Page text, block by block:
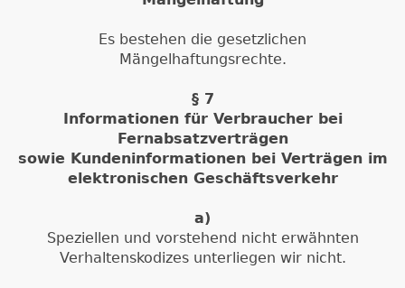
Es bestehen die gesetzlichen
Mängelhaftungsrechte.
§ 7
Informationen für Verbraucher bei
Fernabsatzverträgen
sowie Kundeninformationen bei Verträgen im
elektronischen Geschäftsverkehr
a)
Speziellen und vorstehend nicht erwähnten
Verhaltenskodizes unterliegen wir nicht.